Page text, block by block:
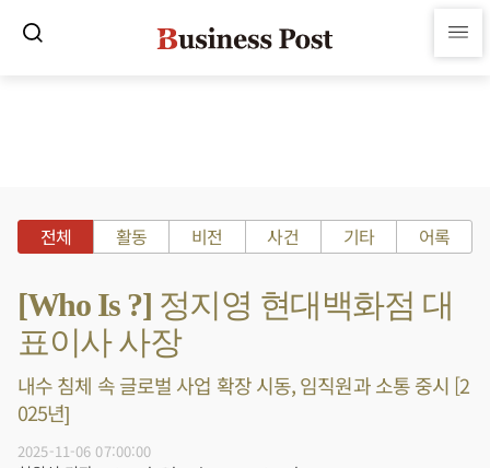
전체 활동 비전 사건 기타 어록
[Who Is ?] 정지영 현대백화점 대
표이사 사장
내수 침체 속 글로벌 사업 확장 시동, 임직원과 소통 중시 [2
025년]
2025-11-06 07:00:00